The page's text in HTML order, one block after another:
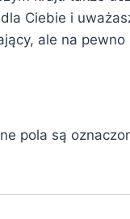
Ciebie i
ale na
pola są